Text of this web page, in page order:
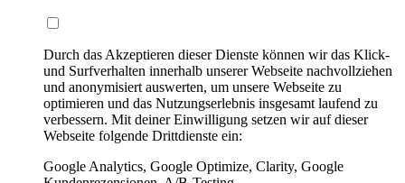
Durch das Akzeptieren dieser Dienste können wir das Klick-
und Surfverhalten innerhalb unserer Webseite nachvollziehen
und anonymisiert auswerten, um unsere Webseite zu
optimieren und das Nutzungserlebnis insgesamt laufend zu
verbessern. Mit deiner Einwilligung setzen wir auf dieser
Webseite folgende Drittdienste ein:
Google Analytics, Google Optimize, Clarity, Google